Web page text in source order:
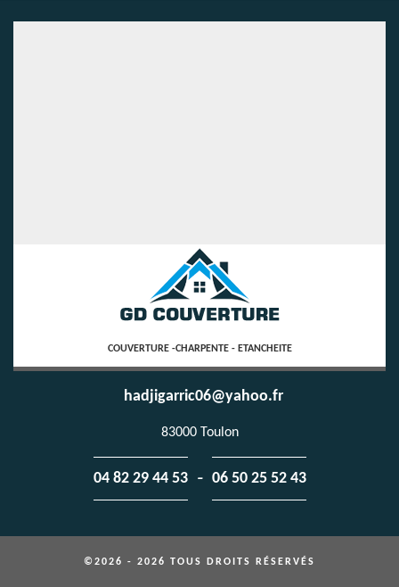
COUVERTURE -CHARPENTE - ETANCHEITE
hadjigarric06@yahoo.fr
83000 Toulon
04 82 29 44 53 - 06 50 25 52 43
©2026 - 2026 TOUS DROITS RÉSERVÉS